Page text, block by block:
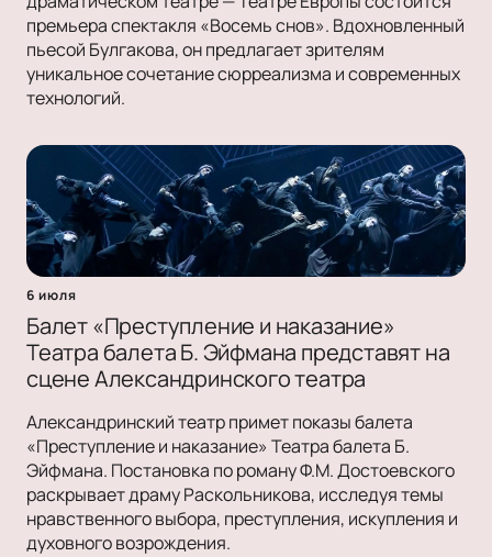
премьера спектакля «Восемь снов». Вдохновленный
пьесой Булгакова, он предлагает зрителям
уникальное сочетание сюрреализма и современных
технологий.
6 июля
Балет «Преступление и наказание»
Театра балета Б. Эйфмана представят на
сцене Александринского театра
Александринский театр примет показы балета
«Преступление и наказание» Театра балета Б.
Эйфмана. Постановка по роману Ф.М. Достоевского
раскрывает драму Раскольникова, исследуя темы
нравственного выбора, преступления, искупления и
духовного возрождения.